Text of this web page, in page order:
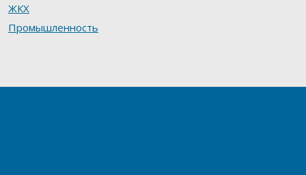
ЖКХ
Промышленность